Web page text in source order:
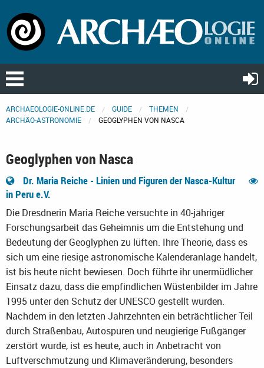
ARCHAEOLOGIE-ONLINE.DE GUIDE
THEMEN
ARCHÄO-ASTRONOMIE
GEOGLYPHEN VON NASCA
Geoglyphen von Nasca
Dr. Maria Reiche - Linien und Figuren der Nasca-Kultur
in Peru e.V.
Die Dresdnerin Maria Reiche versuchte in 40-jähriger
Forschungsarbeit das Geheimnis um die Entstehung und
Bedeutung der Geoglyphen zu lüften. Ihre Theorie, dass es
sich um eine riesige astronomische Kalenderanlage handelt,
ist bis heute nicht bewiesen. Doch führte ihr unermüdlicher
Einsatz dazu, dass die empfindlichen Wüstenbilder im Jahre
1995 unter den Schutz der UNESCO gestellt wurden.
Nachdem in den letzten Jahrzehnten ein beträchtlicher Teil
durch Straßenbau, Autospuren und neugierige Fußgänger
zerstört wurde, ist es heute, auch in Anbetracht von
Luftverschmutzung und Klimaveränderung, besonders